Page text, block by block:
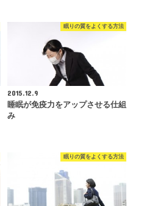
眠りの質をよくする方法
2015.12.9
睡眠が免疫力をアップさせる仕組
み
眠りの質をよくする方法